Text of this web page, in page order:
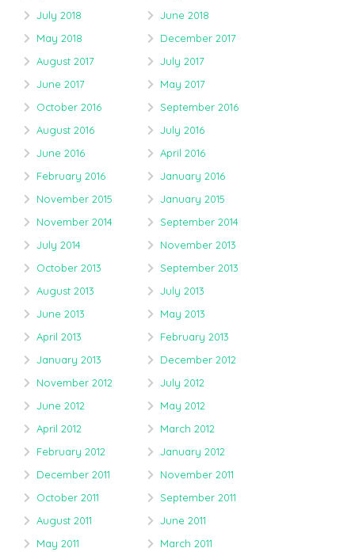
July 2018
June 2018
May 2018
December 2017
August 2017
July 2017
June 2017
May 2017
October 2016
September 2016
August 2016
July 2016
June 2016
April 2016
February 2016
January 2016
November 2015
January 2015
November 2014
September 2014
July 2014
November 2013
October 2013
September 2013
August 2013
July 2013
June 2013
May 2013
April 2013
February 2013
January 2013
December 2012
November 2012
July 2012
June 2012
May 2012
April 2012
March 2012
February 2012
January 2012
December 2011
November 2011
October 2011
September 2011
August 2011
June 2011
May 2011
March 2011